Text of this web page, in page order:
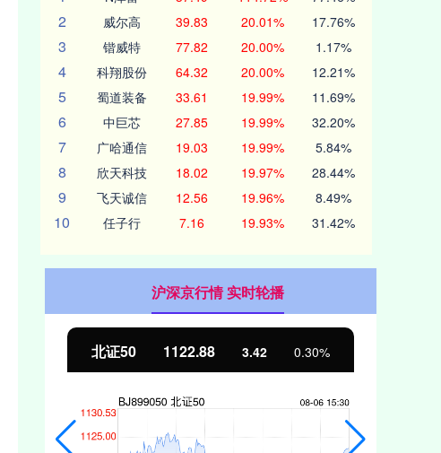
2 威尔高 39.83 20.01% 17.76%
3 锴威特 77.82 20.00% 1.17%
4 科翔股份 64.32 20.00% 12.21%
5 蜀道装备 33.61 19.99% 11.69%
6 中巨芯 27.85 19.99% 32.20%
7 广哈通信 19.03 19.99% 5.84%
8 欣天科技 18.02 19.97% 28.44%
9 飞天诚信 12.56 19.96% 8.49%
10 任子行 7.16 19.93% 31.42%
沪深京行情 实时轮播
北证50 1122.88 3.42 0.30%